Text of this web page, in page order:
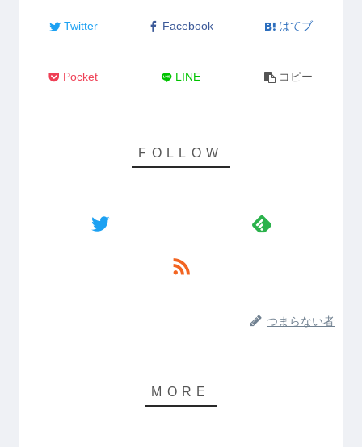
Twitter Facebook はてブ
Pocket LINE コピー
つまらない者